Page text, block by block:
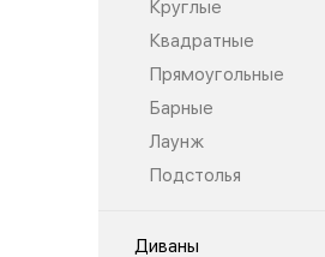
Круглые
Квадратные
Прямоугольные
Барные
Лаунж
Подстолья
Диваны